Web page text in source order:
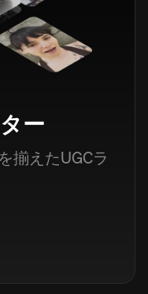
ー
揃えたUGCラ